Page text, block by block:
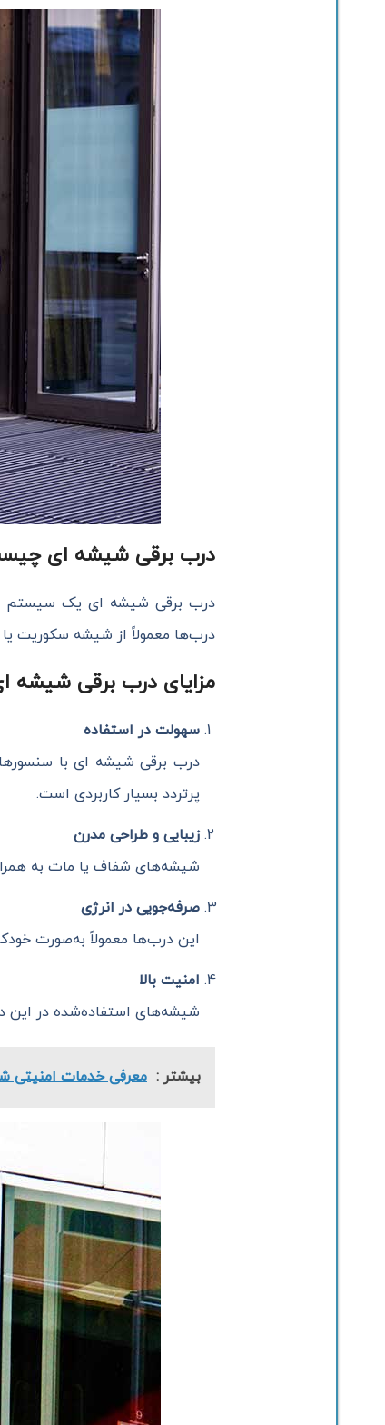
درب برقی شیشه ای
درب برقی شیشه ای یک سیستم
درب‌ها معمولاً از شیشه سکوریت یا
مزایای درب برقی شیشه
سهولت در استفاده
درب برقی شیشه ای با
پرتردد بسیار کاربردی است.
زیبایی و طراحی مدرن
شیشه‌های شفاف یا مات به
صرفه‌جویی در انرژی
این درب‌ها معمولاً به‌صورت
امنیت بالا
شیشه‌های استفاده‌شده در این
بیشتر : معرفی خدمات امنیتی